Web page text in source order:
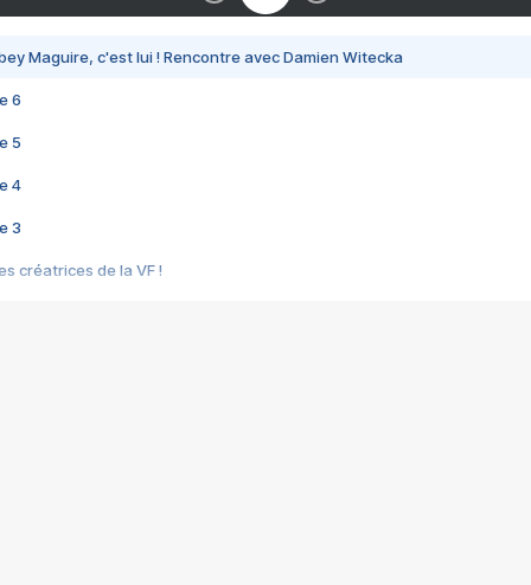
Maguire, c'est lui ! Rencontre avec Damien Witecka
6
5
4
3
créatrices de la VF !